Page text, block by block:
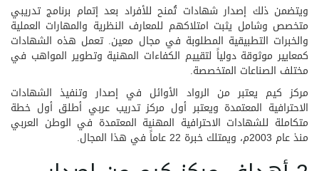
ويتضمن ذلك إصدار شهادات تُمنح للأفراد بعد إتمام برنامج تدريبي
متخصص وشامل يثبت امتلاكهم للمعارف النظرية والمهارات العملية
والخبرات التطبيقية المطلوبة في مجال معين. تعمل هذه الشهادات
كمعايير موثوقة دولياً لتقييم الكفاءات المهنية وتطوير المواهب في
مختلف الصناعات المتخصصة.
مركز كيم يعتبر من الرواد الأوائل في إصدار وتنفيذ الشهادات
الاحترافية المعتمدة ويعتبر أول مركز تدريب عربي أطلق أول خطة
متكاملة للشهادات الاحترافية المهنية المعتمدة في الوطن العربي
منذ عام 2003م، ويمتلك خبرة 22 عاماً في هذا المجال.